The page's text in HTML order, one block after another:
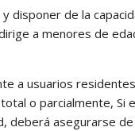
disponer de la
a menores de
a usuarios
o parcialmente,
deberá asegurarse